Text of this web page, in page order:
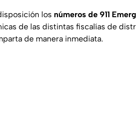
los números de 911
de las distintas fiscalías de
de manera inmediata.